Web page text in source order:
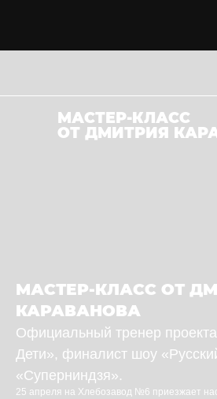
МАСТЕР-КЛАСС
ОТ ДМИТРИЯ
МАСТЕР-КЛАСС ОТ
КАРАВАНОВА
Официальный тренер
Дети», финалист шоу
«Суперниндзя».
25 апреля на Хлебозавод №6 приезжает